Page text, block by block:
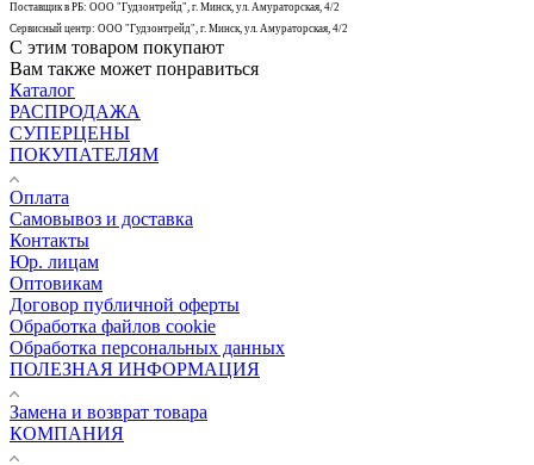
Поставщик в РБ: ООО "Гудзонтрейд", г. Минск, ул. Амураторская, 4/2
Сервисный центр: ООО "Гудзонтрейд", г. Минск, ул. Амураторская, 4/2
С этим товаром покупают
Вам также может понравиться
Каталог
РАСПРОДАЖА
СУПЕРЦЕНЫ
ПОКУПАТЕЛЯМ
Оплата
Самовывоз и доставка
Контакты
Юр. лицам
Оптовикам
Договор публичной оферты
Обработка файлов cookie
Обработка персональных данных
ПОЛЕЗНАЯ ИНФОРМАЦИЯ
Замена и возврат товара
КОМПАНИЯ